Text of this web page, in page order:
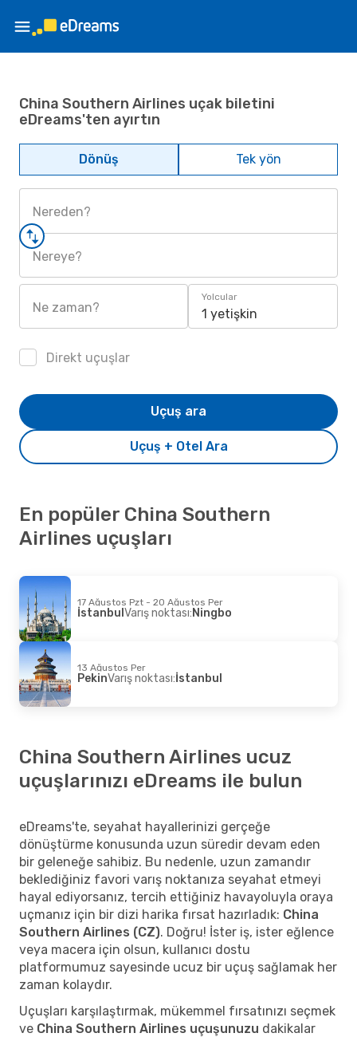
China Southern Airlines uçak biletini
eDreams'ten ayırtın
Dönüş Tek yön
Nereden?
Nereye?
Ne zaman?
Yolcular
1 yetişkin
Direkt uçuşlar
Uçuş + Otel Ara
Uçuş ara
En popüler China Southern
Airlines uçuşları
17 Ağustos Pzt - 20 Ağustos Per
İstanbulVarış noktası:Ningbo
13 Ağustos Per
PekinVarış noktası:İstanbul
China Southern Airlines ucuz
uçuşlarınızı eDreams ile bulun
eDreams'te, seyahat hayallerinizi gerçeğe
dönüştürme konusunda uzun süredir devam eden
bir geleneğe sahibiz. Bu nedenle, uzun zamandır
beklediğiniz favori varış noktanıza seyahat etmeyi
hayal ediyorsanız, tercih ettiğiniz havayoluyla oraya
uçmanız için bir dizi harika fırsat hazırladık: China
Southern Airlines (CZ). Doğru! İster iş, ister eğlence
veya macera için olsun, kullanıcı dostu
platformumuz sayesinde ucuz bir uçuş sağlamak her
zaman kolaydır.
Uçuşları karşılaştırmak, mükemmel fırsatınızı seçmek
ve China Southern Airlines uçuşunuzu dakikalar